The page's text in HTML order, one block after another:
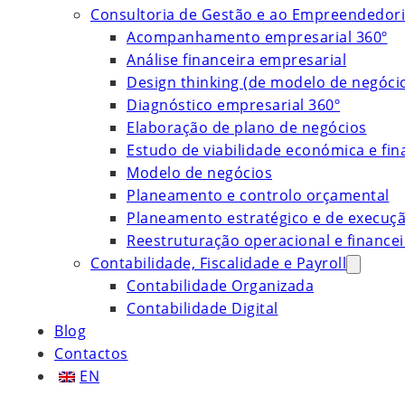
Consultoria de Gestão e ao
Acompanhamento empresarial 360º
Análise financeira empresarial
Design thinking (de modelo de
Diagnóstico empresarial 360º
Elaboração de plano de negócios
Estudo de viabilidade económica e
Modelo de negócios
Planeamento e controlo orçamental
Planeamento estratégico e de
Reestruturação operacional e
Contabilidade, Fiscalidade e Payroll
Contabilidade Organizada
Contabilidade Digital
Blog
Contactos
EN